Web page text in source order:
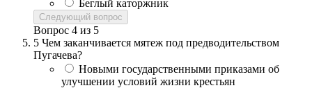
Беглый каторжник
Следующий вопрос
Вопрос 4 из 5
5 Чем заканчивается мятеж под предводительством
Пугачева?
Новыми государственными приказами об
улучшении условий жизни крестьян